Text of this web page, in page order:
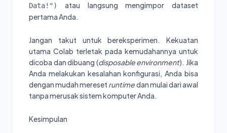
Data!")
atau langsung mengimpor dataset
pertama Anda.
Jangan takut untuk bereksperimen. Kekuatan
utama Colab terletak pada kemudahannya untuk
dicoba dan dibuang (disposable environment). Jika
Anda melakukan kesalahan konfigurasi, Anda bisa
dengan mudah mereset runtimedan mulai dari awal
tanpa merusak sistem komputer Anda.
Kesimpulan